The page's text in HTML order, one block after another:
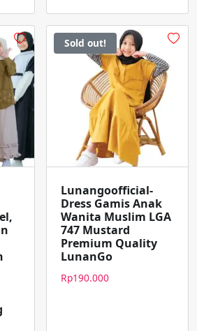
Sold out!
Lunangoofficial-
Dress Gamis Anak
Wanita Muslim LGA
747 Mustard
Premium Quality
LunanGo
Rp190.000